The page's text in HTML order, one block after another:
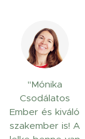
"Mónika
Csodálatos
Ember és kiváló
szakember is! A